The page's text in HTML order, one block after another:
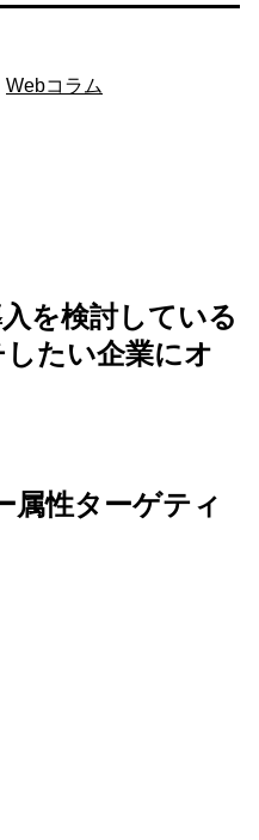
Webコラム
を検討している
たい企業にオ
属性ターゲティ